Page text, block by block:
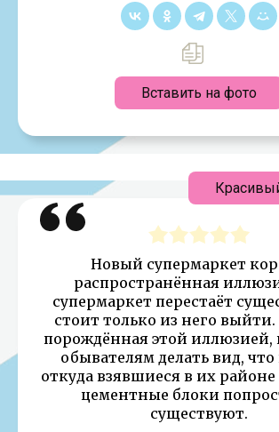
Вставить на фото
Новый супермаркет
распространённая
супермаркет перестаёт
стоит только из него выйти.
порождённая этой иллюзией,
обывателям делать вид, что
откуда взявшиеся в их
цементные блоки
существуют.